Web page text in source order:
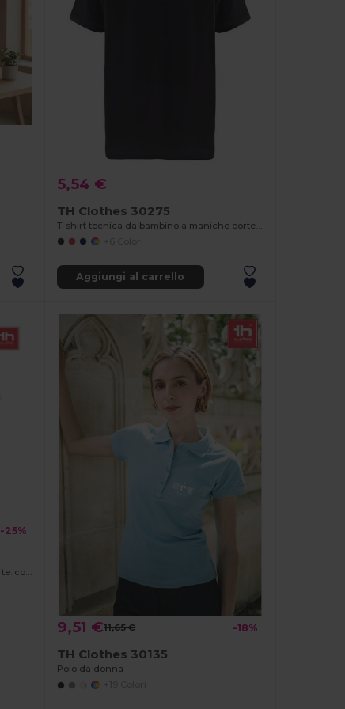
5,54 €
TH Clothes 30275
Aggiungi al carrello
-25%
Polo da uomo in cotone a maniche corte. colore bianco
9,51 €11,65 € -18%
TH Clothes 30135
Polo da donna